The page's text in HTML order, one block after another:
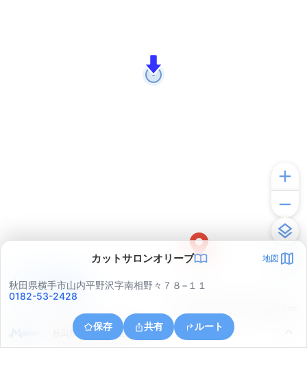
カットサロンオリーブ 地図
秋田県横手市山内平野沢字南相野々７８−１１
0182-53-2428
保存 共有 ルート
秋田県横手市山内土渕
アプリで見る